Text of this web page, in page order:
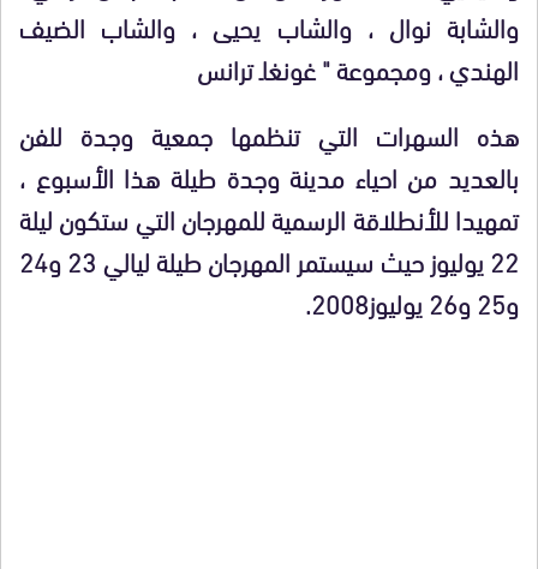
والشابة نوال ، والشاب يحيى ، والشاب الضيف
الهندي ، ومجموعة " غونغاـ ترانس
هذه السهرات التي تنظمها جمعية وجدة للفن
بالعديد من احياء مدينة وجدة طيلة هذا الأسبوع ،
تمهيدا للأنطلاقة الرسمية للمهرجان التي ستكون ليلة
22 يوليوز حيث سيستمر المهرجان طيلة ليالي 23 و24
و25 و26 يوليوز2008.